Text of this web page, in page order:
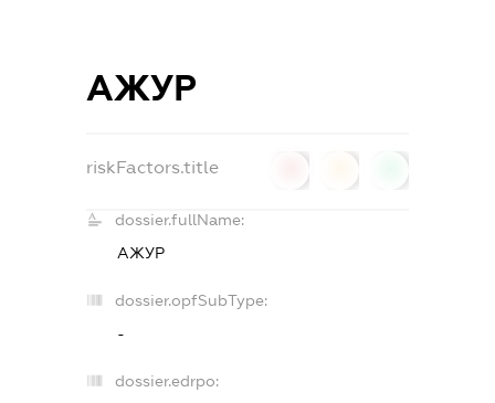
АЖУР
riskFactors.title
dossier.fullName:
АЖУР
dossier.opfSubType:
-
dossier.edrpo: